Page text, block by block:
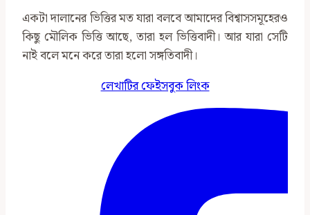
একটা দালানের ভিত্তির মত যারা বলবে আমাদের বিশ্বাসসমূহেরও
কিছু মৌলিক ভিত্তি আছে, তারা হল ভিত্তিবাদী। আর যারা সেটি
নাই বলে মনে করে তারা হলো সঙ্গতিবাদী।
লেখাটির ফেইসবুক লিংক